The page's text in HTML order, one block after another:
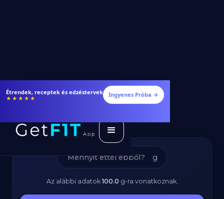
Étrendek, receptek és edzéstervek
★★★★★ Ingyenes Próba →
Mortadella -
Tápanyagok
g
Az alábbi adatok100.0 g-ra vonatkoznak.